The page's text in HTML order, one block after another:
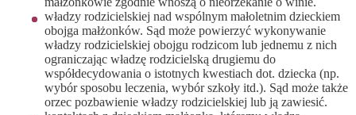
władzy rodzicielskiej nad wspólnym małoletnim dzieckiem
obojga małżonków. Sąd może powierzyć wykonywanie
władzy rodzicielskiej obojgu rodzicom lub jednemu z nich
ograniczając władzę rodzicielską drugiemu do
współdecydowania o istotnych kwestiach dot. dziecka (np.
wybór sposobu leczenia, wybór szkoły itd.). Sąd może także
orzec pozbawienie władzy rodzicielskiej lub ją zawiesić.